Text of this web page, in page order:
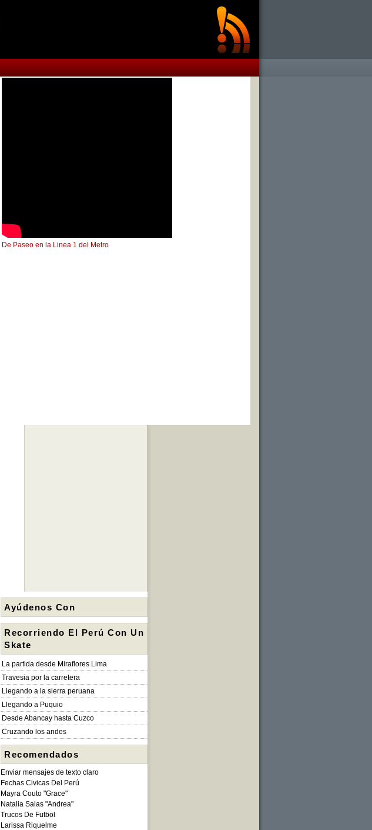
De Paseo en la Linea 1 del Metro
Ayúdenos Con
Recorriendo El Perú Con Un
Skate
La partida desde Miraflores Lima
Travesia por la carretera
Llegando a la sierra peruana
Llegando a Puquio
Desde Abancay hasta Cuzco
Cruzando los andes
Recomendados
Enviar mensajes de texto claro
Fechas Civicas Del Perú
Mayra Couto "Grace"
Natalia Salas "Andrea"
Trucos De Futbol
Larissa Riquelme